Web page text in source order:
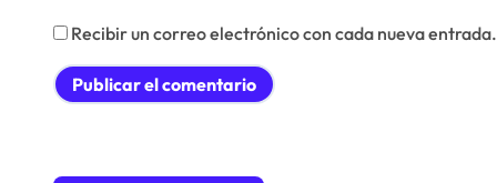
Recibir un correo electrónico con cada nueva entrada.